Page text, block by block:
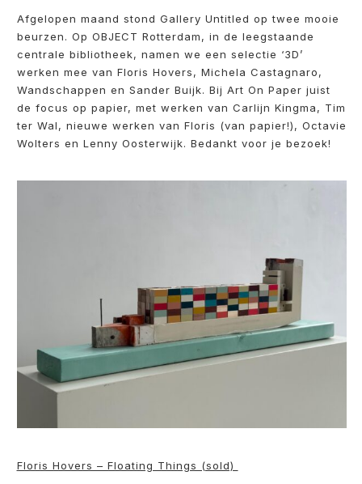
Afgelopen maand stond Gallery Untitled op twee mooie
beurzen. Op OBJECT Rotterdam, in de leegstaande
centrale bibliotheek, namen we een selectie ‘3D’
werken mee van Floris Hovers, Michela Castagnaro,
Wandschappen en Sander Buijk. Bij Art On Paper juist
de focus op papier, met werken van Carlijn Kingma, Tim
ter Wal, nieuwe werken van Floris (van papier!), Octavie
Wolters en Lenny Oosterwijk. Bedankt voor je bezoek!
Floris Hovers – Floating Things (sold)